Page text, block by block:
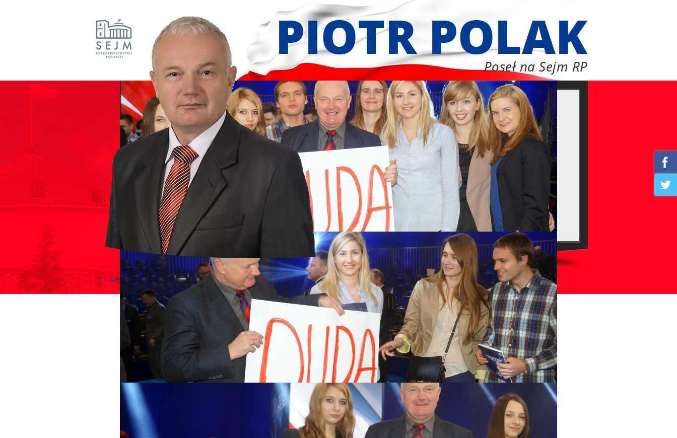
Poseł na Sejm RP
Aktualności
Zapowiedzi wydarzeń
KONKURSY 2020 - 2026
KOLONIE 2021 - 2026
Imprezy kulturalne - zaproszenia 2017
Różne
Konkursy 2017/2018
KONKURSY 2016/2017
KONKURSY 2015/2016
Konkursy 2014/2015
Wizyty w Parlamencie i Ministerstwach
Spotkania i debaty, PROTESTY, MARSZE
Debaty i spotkania 2017
Konkursy 2014
Różne
Praca w kampanii